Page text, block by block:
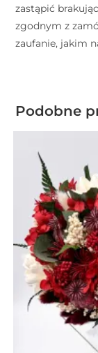
zastąpić
zgodnym z
zaufanie, jakim
Podobne